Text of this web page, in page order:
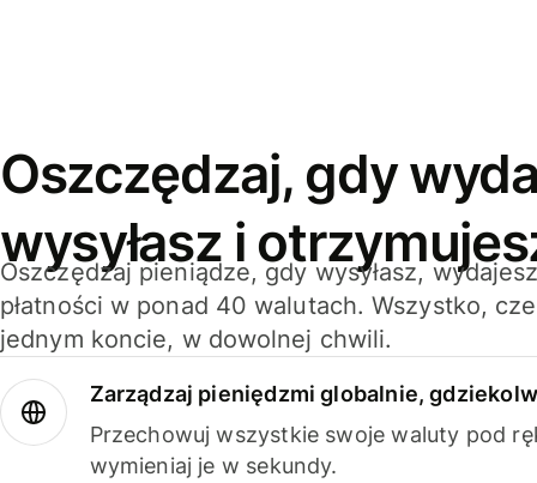
Oszczędzaj, gdy
wysyłasz i
Oszczędzaj pieniądze, gdy wysyłasz,
płatności w ponad 40 walutach. Wszystko,
jednym koncie, w dowolnej chwili.
Zarządzaj pieniędzmi globalnie,
Przechowuj wszystkie swoje waluty pod
wymieniaj je w sekundy.